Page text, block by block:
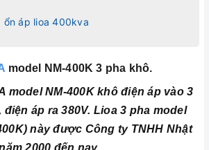
ổn áp lioa 400kva
model NM-400K 3 pha khô.
model NM-400K khô điện áp vào 3
điện áp ra 380V. Lioa 3 pha model
này được Công ty TNHH Nhật
2000 đến nay.